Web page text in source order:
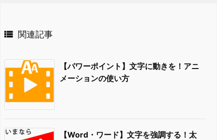
 関連記事
【パワーポイント】文字に動きを！アニ
メーションの使い方
【Word・ワード】文字を強調する！太